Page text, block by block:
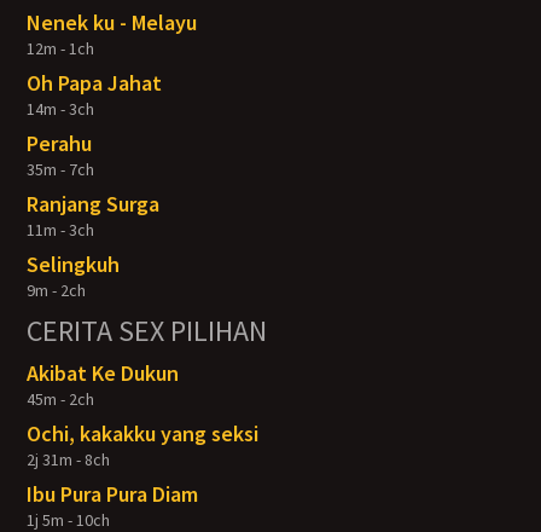
Nenek ku - Melayu
12m - 1ch
Oh Papa Jahat
14m - 3ch
Perahu
35m - 7ch
Ranjang Surga
11m - 3ch
Selingkuh
9m - 2ch
CERITA SEX PILIHAN
Akibat Ke Dukun
45m - 2ch
Ochi, kakakku yang seksi
2j 31m - 8ch
Ibu Pura Pura Diam
1j 5m - 10ch